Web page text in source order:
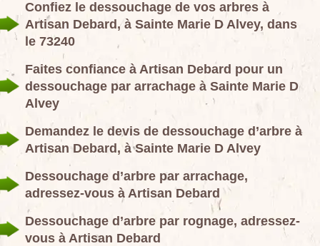
Confiez le dessouchage de vos arbres à
Artisan Debard, à Sainte Marie D Alvey, dans
le 73240
Faites confiance à Artisan Debard pour un
dessouchage par arrachage à Sainte Marie D
Alvey
Demandez le devis de dessouchage d’arbre à
Artisan Debard, à Sainte Marie D Alvey
Dessouchage d’arbre par arrachage,
adressez-vous à Artisan Debard
Dessouchage d’arbre par rognage, adressez-
vous à Artisan Debard